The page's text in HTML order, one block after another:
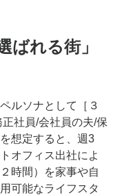
ばれる街」
ルソナとして［３
社員/会社員の夫/保
想定すると、週3
オフィス出社によ
時間）を家事や⾃
可能なライフスタ